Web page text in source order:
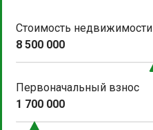
Стоимость недвижимости
8 500 000
Первоначальный взнос
1 700 000